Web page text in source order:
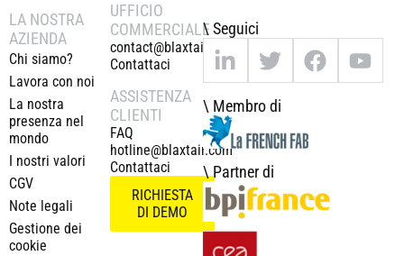
LA NOSTRA
AZIENDA
Chi siamo?
Lavora con noi
La nostra
presenza nel
mondo
I nostri valori
CGV
Note legali
Gestione dei
cookie
UFFICIO
COMMERCIALE
contact@blaxtair.com
Contattaci
ASSISTENZA
CLIENTI
FAQ
hotline@blaxtair.com
Contattaci
RICHIESTA
DI DEMO
\ Seguici
\ Membro di
\ Partner di